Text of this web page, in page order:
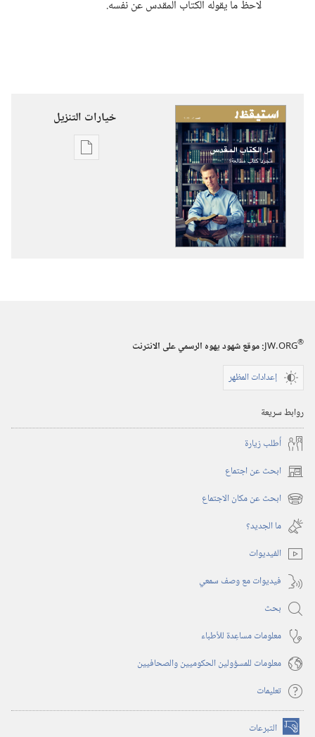
لاحظ ما يقوله الكتاب المقدس عن نفسه.‏
خيارات التنزيل
خيارات
JW.ORG®
:‏ موقع شهود يهوه الرسمي على الانترنت
إعدادات المظهر
روابط سريعة
أُطلب زيارة
ابحث عن اجتماع (يفتح
نافذة
جديدة)
ابحث عن مكان الاجتماع (يفتح
نافذة
جديدة)
ما الجديد؟‏
الفيديوات
فيديوات مع وصف سمعي
بحث
معلومات مساعِدة للأطباء
معلومات للمسؤولين الحكوميين والصحافيين
تعليمات
التبرعات